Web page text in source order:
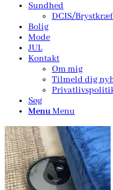
Sundhed
DCIS/
Bolig
Mode
JUL
Kontakt
Om mig
Tilmeld dig
Søg
MenuMenu